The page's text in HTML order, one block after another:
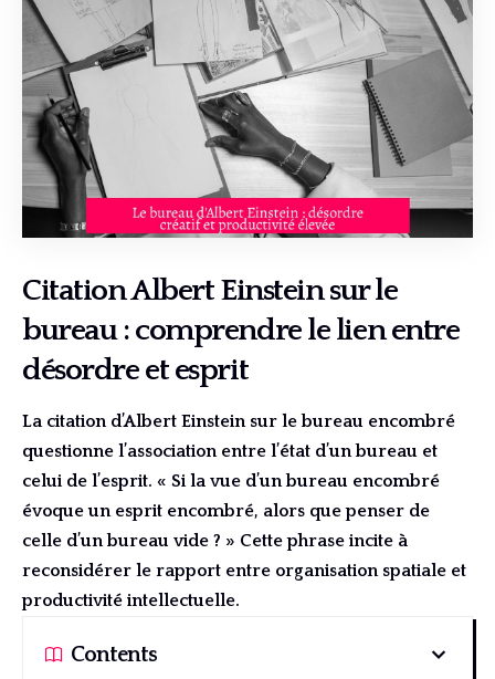
Citation Albert Einstein sur le
bureau : comprendre le lien entre
désordre et esprit
La citation d’Albert Einstein sur le bureau encombré
questionne l’association entre l’état d’un bureau et
celui de l’esprit. « Si la vue d’un bureau encombré
évoque un esprit encombré, alors que penser de
celle d’un bureau vide ? » Cette phrase incite à
reconsidérer le rapport entre organisation spatiale et
productivité intellectuelle.
Contents